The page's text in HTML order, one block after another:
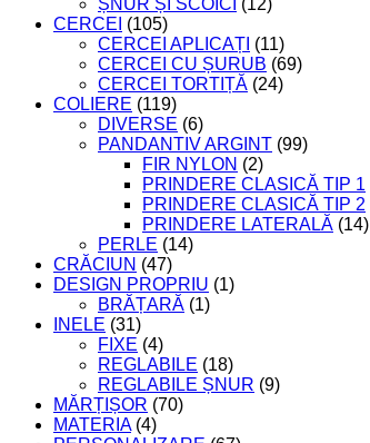
ȘNUR ȘI SCOICI (12)
CERCEI (105)
CERCEI APLICAȚI (11)
CERCEI CU ȘURUB (69)
CERCEI TORTIȚĂ (24)
COLIERE (119)
DIVERSE (6)
PANDANTIV ARGINT (99)
FIR NYLON (2)
PRINDERE CLASICĂ TIP 1
PRINDERE CLASICĂ TIP 2
PRINDERE LATERALĂ (14)
PERLE (14)
CRĂCIUN (47)
DESIGN PROPRIU (1)
BRĂȚARĂ (1)
INELE (31)
FIXE (4)
REGLABILE (18)
REGLABILE ȘNUR (9)
MĂRȚIȘOR (70)
MATERIA (4)